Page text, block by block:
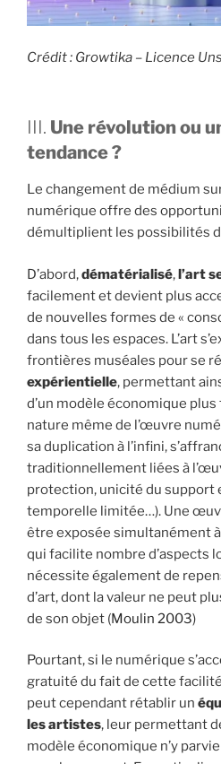
Crédit : Growtika – Licence
III. Une révolution ou
tendance ?
Le changement de médium
numérique offre des
démultiplient les possibilités
D’abord,dématérialisé,l’art
facilement et devient plus
de nouvelles formes de «
dans tous les espaces. L’art
frontières muséales pour se
expérientielle, permettant
d’un modèle économique plus
nature même de l’œuvre
sa duplication à l’infini,
traditionnellement liées à
protection, unicité du support
temporelle limitée…). Une
être exposée simultanément
qui facilite nombre d’aspects
nécessite également de
d’art, dont la valeur ne peut
de son objet (Moulin 2003)
Pourtant, si le numérique
gratuité du fait de cette
peut cependant rétablir un
les artistes, leur permettant
modèle économique n’y